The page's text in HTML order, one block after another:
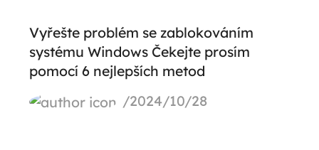
Vyřešte problém se zablokováním
systému Windows Čekejte prosím
pomocí 6 nejlepších metod
/2024/10/28